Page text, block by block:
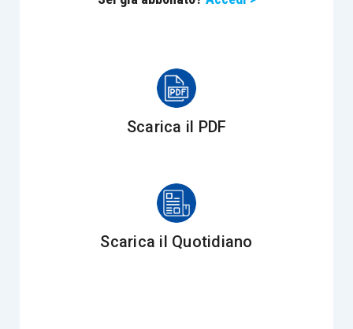
relativi a diritti su beni
evidenziato quanto previsto dai
solidalmente obbligato
dell’imposta di registro con le parti dell’atto
(responsabilità che trova fondamento e ragione
pratica nel ruolo di garanzia a lui assegnato dalla
Scarica il PDF
Scarica il Quotidiano